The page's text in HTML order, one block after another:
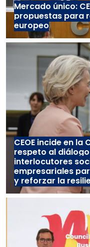
Mercado único:
propuestas para
europeo
CEOE incide en
respeto al
interlocutores
empresariales
y reforzar la